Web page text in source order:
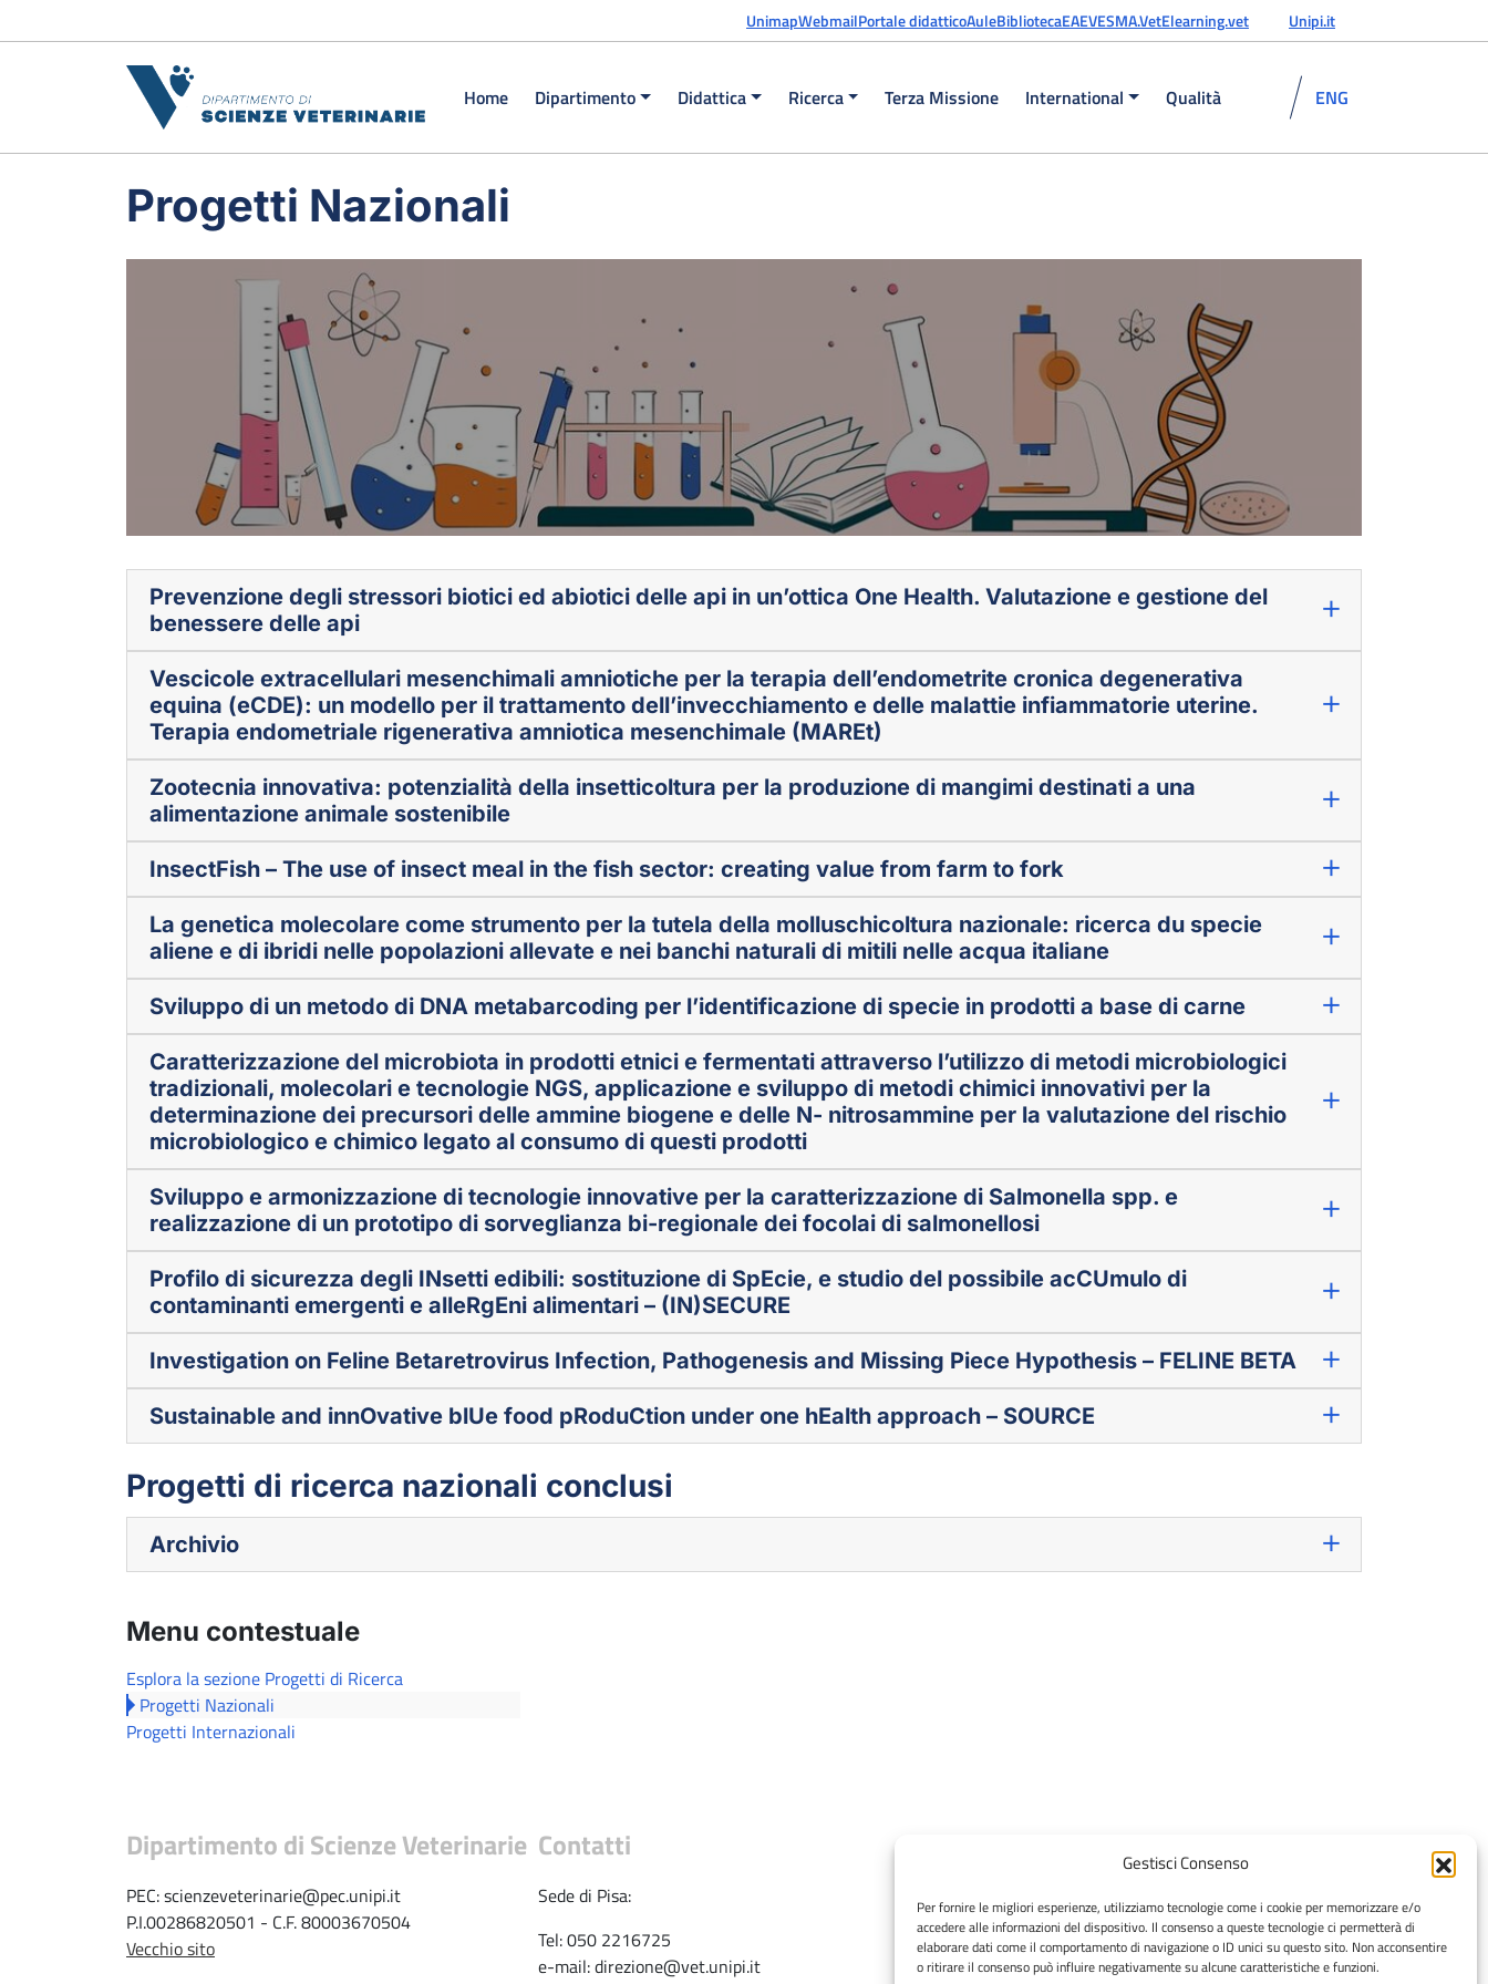
Gestisci Consenso
Per fornire le migliori esperienze, utilizziamo tecnologie come i cookie per memorizzare e/o
accedere alle informazioni del dispositivo. Il consenso a queste tecnologie ci permetterà di
elaborare dati come il comportamento di navigazione o ID unici su questo sito. Non acconsentire
o ritirare il consenso può influire negativamente su alcune caratteristiche e funzioni.
UnimapWebmailPortale didatticoAuleBibliotecaEAEVESMA.VetElearning.vet Unipi.it
Home Dipartimento Didattica Ricerca Terza Missione International Qualità ENG
Progetti Nazionali
Prevenzione degli stressori biotici ed abiotici delle api in un’ottica One Health. Valutazione e gestione del
benessere delle api
Vescicole extracellulari mesenchimali amniotiche per la terapia dell’endometrite cronica degenerativa
equina (eCDE): un modello per il trattamento dell’invecchiamento e delle malattie infiammatorie uterine.
Terapia endometriale rigenerativa amniotica mesenchimale (MAREt)
Zootecnia innovativa: potenzialità della insetticoltura per la produzione di mangimi destinati a una
alimentazione animale sostenibile
InsectFish – The use of insect meal in the fish sector: creating value from farm to fork
La genetica molecolare come strumento per la tutela della molluschicoltura nazionale: ricerca du specie
aliene e di ibridi nelle popolazioni allevate e nei banchi naturali di mitili nelle acqua italiane
Sviluppo di un metodo di DNA metabarcoding per l’identificazione di specie in prodotti a base di carne
Caratterizzazione del microbiota in prodotti etnici e fermentati attraverso l’utilizzo di metodi microbiologici
tradizionali, molecolari e tecnologie NGS, applicazione e sviluppo di metodi chimici innovativi per la
determinazione dei precursori delle ammine biogene e delle N- nitrosammine per la valutazione del rischio
microbiologico e chimico legato al consumo di questi prodotti
Sviluppo e armonizzazione di tecnologie innovative per la caratterizzazione di Salmonella spp. e
realizzazione di un prototipo di sorveglianza bi-regionale dei focolai di salmonellosi
Profilo di sicurezza degli INsetti edibili: sostituzione di SpEcie, e studio del possibile acCUmulo di
contaminanti emergenti e alleRgEni alimentari – (IN)SECURE
Investigation on Feline Betaretrovirus Infection, Pathogenesis and Missing Piece Hypothesis – FELINE BETA
Sustainable and innOvative blUe food pRoduCtion under one hEalth approach – SOURCE
Progetti di ricerca nazionali conclusi
Archivio
Menu contestuale
Esplora la sezione Progetti di Ricerca
Progetti Nazionali
Progetti Internazionali
Dipartimento di Scienze Veterinarie
PEC: scienzeveterinarie@pec.unipi.it
P.I.00286820501 - C.F. 80003670504
Vecchio sito
Contatti
Sede di Pisa:
Tel: 050 2216725
e-mail: direzione@vet.unipi.it
Tel: 050 2210100
e-mail: direzione.sanitaria@vet.unipi.it